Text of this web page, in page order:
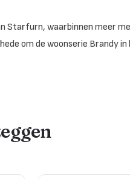
Starfurn, waarbinnen meer
om de woonserie Brandy